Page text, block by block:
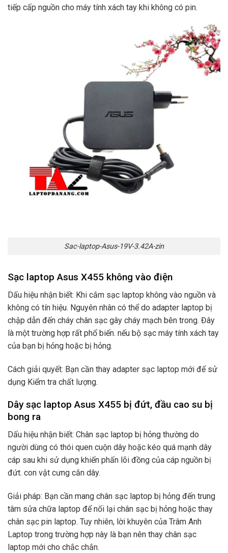
tiếp cấp nguồn cho máy tính xách tay khi không có pin.
Sac-laptop-Asus-19V-3.42A-zin
Sạc laptop Asus X455 không vào điện
Dấu hiệu nhận biết: Khi cắm sạc laptop không vào nguồn và
không có tín hiệu. Nguyên nhân có thể do adapter laptop bị
chập dẫn đến cháy chân sạc gây cháy mạch bên trong. Đây
là một trường hợp rất phổ biến. nếu bộ sạc máy tính xách tay
của bạn bị hỏng hoặc bị hỏng.
Cách giải quyết: Bạn cần thay adapter sạc laptop mới để sử
dụng Kiểm tra chất lượng.
Dây sạc laptop Asus X455 bị đứt, đầu cao su bị
bong ra
Dấu hiệu nhận biết: Chân sạc laptop bị hỏng thường do
người dùng có thói quen cuộn dây hoặc kéo quá mạnh dây
cáp sau khi sử dụng khiến phấn lõi đồng của cáp nguồn bị
đứt. con vật cưng cắn dây.
Giải pháp: Bạn cần mang chân sạc laptop bị hỏng đến trung
tâm sửa chữa laptop để nối lại chân sạc bị hỏng hoặc thay
chân sạc pin laptop. Tuy nhiên, lời khuyên của Trâm Anh
Laptop trong trường hợp này là bạn nên thay chân sạc
laptop mới cho chắc chắn.